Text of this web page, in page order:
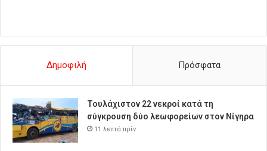
Δημοφιλή Πρόσφατα
Τουλάχιστον 22 νεκροί κατά τη
σύγκρουση δύο λεωφορείων στον Νίγηρα
11 λεπτά πρίν